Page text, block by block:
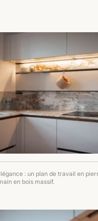
: un plan de travail en
en bois massif.